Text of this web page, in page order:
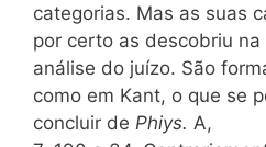
categorias. Mas as suas
por certo as descobriu na
análise do juízo. São
como em Kant, o que se
concluir de Phiys. A,